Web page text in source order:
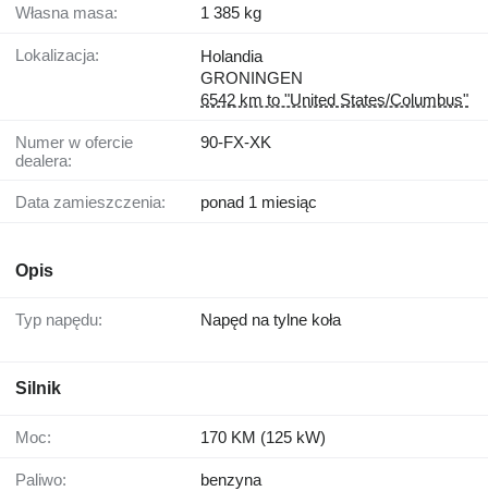
Własna masa: 1 385 kg
Lokalizacja:
Holandia
GRONINGEN
6542 km to "United States/Columbus"
Numer w ofercie
dealera:
90-FX-XK
Data zamieszczenia: ponad 1 miesiąc
Opis
Typ napędu: Napęd na tylne koła
Silnik
Moc: 170 KM (125 kW)
Paliwo: benzyna